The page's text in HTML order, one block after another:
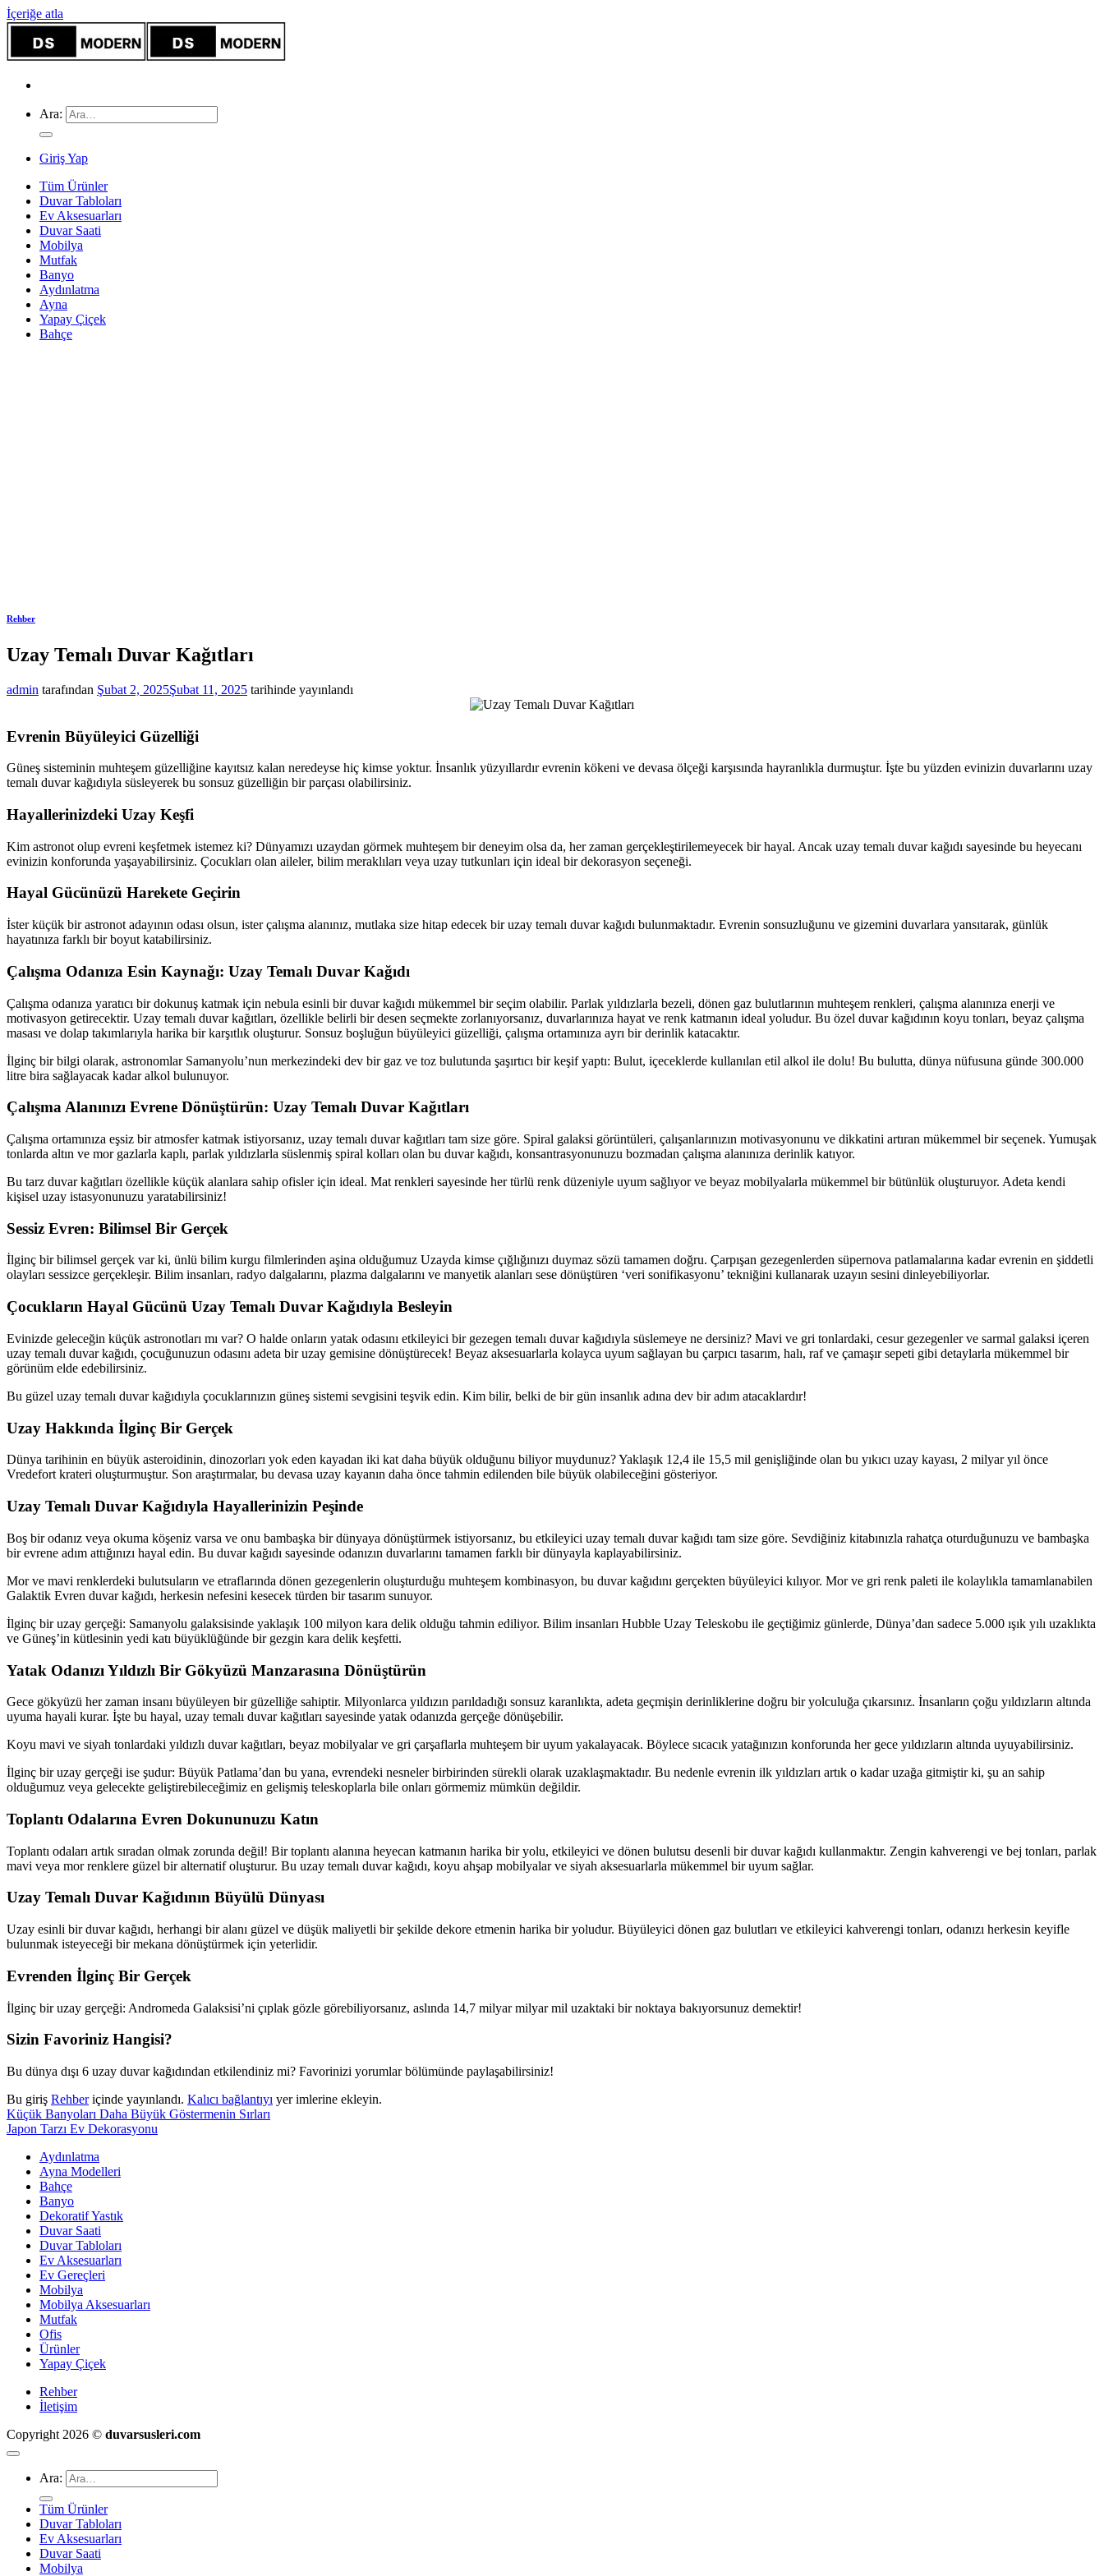
İçeriğe atla
Ara:
Giriş Yap
Tüm Ürünler
Duvar Tabloları
Ev Aksesuarları
Duvar Saati
Mobilya
Mutfak
Banyo
Aydınlatma
Ayna
Yapay Çiçek
Bahçe
Rehber
Uzay Temalı Duvar Kağıtları
admin tarafından Şubat 2, 2025Şubat 11, 2025 tarihinde yayınlandı
Evrenin Büyüleyici Güzelliği
Güneş sisteminin muhteşem güzelliğine kayıtsız kalan neredeyse hiç kimse yoktur. İnsanlık yüzyıllardır evrenin kökeni ve devasa ölçeği karşısında hayranlıkla durmuştur. İşte bu yüzden evinizin duvarlarını uzay
temalı duvar kağıdıyla süsleyerek bu sonsuz güzelliğin bir parçası olabilirsiniz.
Hayallerinizdeki Uzay Keşfi
Kim astronot olup evreni keşfetmek istemez ki? Dünyamızı uzaydan görmek muhteşem bir deneyim olsa da, her zaman gerçekleştirilemeyecek bir hayal. Ancak uzay temalı duvar kağıdı sayesinde bu heyecanı
evinizin konforunda yaşayabilirsiniz. Çocukları olan aileler, bilim meraklıları veya uzay tutkunları için ideal bir dekorasyon seçeneği.
Hayal Gücünüzü Harekete Geçirin
İster küçük bir astronot adayının odası olsun, ister çalışma alanınız, mutlaka size hitap edecek bir uzay temalı duvar kağıdı bulunmaktadır. Evrenin sonsuzluğunu ve gizemini duvarlara yansıtarak, günlük
hayatınıza farklı bir boyut katabilirsiniz.
Çalışma Odanıza Esin Kaynağı: Uzay Temalı Duvar Kağıdı
Çalışma odanıza yaratıcı bir dokunuş katmak için nebula esinli bir duvar kağıdı mükemmel bir seçim olabilir. Parlak yıldızlarla bezeli, dönen gaz bulutlarının muhteşem renkleri, çalışma alanınıza enerji ve
motivasyon getirecektir. Uzay temalı duvar kağıtları, özellikle belirli bir desen seçmekte zorlanıyorsanız, duvarlarınıza hayat ve renk katmanın ideal yoludur. Bu özel duvar kağıdının koyu tonları, beyaz çalışma
masası ve dolap takımlarıyla harika bir karşıtlık oluşturur. Sonsuz boşluğun büyüleyici güzelliği, çalışma ortamınıza ayrı bir derinlik katacaktır.
İlginç bir bilgi olarak, astronomlar Samanyolu’nun merkezindeki dev bir gaz ve toz bulutunda şaşırtıcı bir keşif yaptı: Bulut, içeceklerde kullanılan etil alkol ile dolu! Bu bulutta, dünya nüfusuna günde 300.000
litre bira sağlayacak kadar alkol bulunuyor.
Çalışma Alanınızı Evrene Dönüştürün: Uzay Temalı Duvar Kağıtları
Çalışma ortamınıza eşsiz bir atmosfer katmak istiyorsanız, uzay temalı duvar kağıtları tam size göre. Spiral galaksi görüntüleri, çalışanlarınızın motivasyonunu ve dikkatini artıran mükemmel bir seçenek. Yumuşak
tonlarda altın ve mor gazlarla kaplı, parlak yıldızlarla süslenmiş spiral kolları olan bu duvar kağıdı, konsantrasyonunuzu bozmadan çalışma alanınıza derinlik katıyor.
Bu tarz duvar kağıtları özellikle küçük alanlara sahip ofisler için ideal. Mat renkleri sayesinde her türlü renk düzeniyle uyum sağlıyor ve beyaz mobilyalarla mükemmel bir bütünlük oluşturuyor. Adeta kendi
kişisel uzay istasyonunuzu yaratabilirsiniz!
Sessiz Evren: Bilimsel Bir Gerçek
İlginç bir bilimsel gerçek var ki, ünlü bilim kurgu filmlerinden aşina olduğumuz Uzayda kimse çığlığınızı duymaz sözü tamamen doğru. Çarpışan gezegenlerden süpernova patlamalarına kadar evrenin en şiddetli
olayları sessizce gerçekleşir. Bilim insanları, radyo dalgalarını, plazma dalgalarını ve manyetik alanları sese dönüştüren ‘veri sonifikasyonu’ tekniğini kullanarak uzayın sesini dinleyebiliyorlar.
Çocukların Hayal Gücünü Uzay Temalı Duvar Kağıdıyla Besleyin
Evinizde geleceğin küçük astronotları mı var? O halde onların yatak odasını etkileyici bir gezegen temalı duvar kağıdıyla süslemeye ne dersiniz? Mavi ve gri tonlardaki, cesur gezegenler ve sarmal galaksi içeren
uzay temalı duvar kağıdı, çocuğunuzun odasını adeta bir uzay gemisine dönüştürecek! Beyaz aksesuarlarla kolayca uyum sağlayan bu çarpıcı tasarım, halı, raf ve çamaşır sepeti gibi detaylarla mükemmel bir
görünüm elde edebilirsiniz.
Bu güzel uzay temalı duvar kağıdıyla çocuklarınızın güneş sistemi sevgisini teşvik edin. Kim bilir, belki de bir gün insanlık adına dev bir adım atacaklardır!
Uzay Hakkında İlginç Bir Gerçek
Dünya tarihinin en büyük asteroidinin, dinozorları yok eden kayadan iki kat daha büyük olduğunu biliyor muydunuz? Yaklaşık 12,4 ile 15,5 mil genişliğinde olan bu yıkıcı uzay kayası, 2 milyar yıl önce
Vredefort krateri oluşturmuştur. Son araştırmalar, bu devasa uzay kayanın daha önce tahmin edilenden bile büyük olabileceğini gösteriyor.
Uzay Temalı Duvar Kağıdıyla Hayallerinizin Peşinde
Boş bir odanız veya okuma köşeniz varsa ve onu bambaşka bir dünyaya dönüştürmek istiyorsanız, bu etkileyici uzay temalı duvar kağıdı tam size göre. Sevdiğiniz kitabınızla rahatça oturduğunuzu ve bambaşka
bir evrene adım attığınızı hayal edin. Bu duvar kağıdı sayesinde odanızın duvarlarını tamamen farklı bir dünyayla kaplayabilirsiniz.
Mor ve mavi renklerdeki bulutsuların ve etraflarında dönen gezegenlerin oluşturduğu muhteşem kombinasyon, bu duvar kağıdını gerçekten büyüleyici kılıyor. Mor ve gri renk paleti ile kolaylıkla tamamlanabilen
Galaktik Evren duvar kağıdı, herkesin nefesini kesecek türden bir tasarım sunuyor.
İlginç bir uzay gerçeği: Samanyolu galaksisinde yaklaşık 100 milyon kara delik olduğu tahmin ediliyor. Bilim insanları Hubble Uzay Teleskobu ile geçtiğimiz günlerde, Dünya’dan sadece 5.000 ışık yılı uzaklıkta
ve Güneş’in kütlesinin yedi katı büyüklüğünde bir gezgin kara delik keşfetti.
Yatak Odanızı Yıldızlı Bir Gökyüzü Manzarasına Dönüştürün
Gece gökyüzü her zaman insanı büyüleyen bir güzelliğe sahiptir. Milyonlarca yıldızın parıldadığı sonsuz karanlıkta, adeta geçmişin derinliklerine doğru bir yolculuğa çıkarsınız. İnsanların çoğu yıldızların altında
uyuma hayali kurar. İşte bu hayal, uzay temalı duvar kağıtları sayesinde yatak odanızda gerçeğe dönüşebilir.
Koyu mavi ve siyah tonlardaki yıldızlı duvar kağıtları, beyaz mobilyalar ve gri çarşaflarla muhteşem bir uyum yakalayacak. Böylece sıcacık yatağınızın konforunda her gece yıldızların altında uyuyabilirsiniz.
İlginç bir uzay gerçeği ise şudur: Büyük Patlama’dan bu yana, evrendeki nesneler birbirinden sürekli olarak uzaklaşmaktadır. Bu nedenle evrenin ilk yıldızları artık o kadar uzağa gitmiştir ki, şu an sahip
olduğumuz veya gelecekte geliştirebileceğimiz en gelişmiş teleskoplarla bile onları görmemiz mümkün değildir.
Toplantı Odalarına Evren Dokununuzu Katın
Toplantı odaları artık sıradan olmak zorunda değil! Bir toplantı alanına heyecan katmanın harika bir yolu, etkileyici ve dönen bulutsu desenli bir duvar kağıdı kullanmaktır. Zengin kahverengi ve bej tonları, parlak
mavi veya mor renklere güzel bir alternatif oluşturur. Bu uzay temalı duvar kağıdı, koyu ahşap mobilyalar ve siyah aksesuarlarla mükemmel bir uyum sağlar.
Uzay Temalı Duvar Kağıdının Büyülü Dünyası
Uzay esinli bir duvar kağıdı, herhangi bir alanı güzel ve düşük maliyetli bir şekilde dekore etmenin harika bir yoludur. Büyüleyici dönen gaz bulutları ve etkileyici kahverengi tonları, odanızı herkesin keyifle
bulunmak isteyeceği bir mekana dönüştürmek için yeterlidir.
Evrenden İlginç Bir Gerçek
İlginç bir uzay gerçeği: Andromeda Galaksisi’ni çıplak gözle görebiliyorsanız, aslında 14,7 milyar milyar mil uzaktaki bir noktaya bakıyorsunuz demektir!
Sizin Favoriniz Hangisi?
Bu dünya dışı 6 uzay duvar kağıdından etkilendiniz mi? Favorinizi yorumlar bölümünde paylaşabilirsiniz!
Bu giriş Rehberiçinde yayınlandı. Kalıcı bağlantıyı yer imlerine ekleyin.
Küçük Banyoları Daha Büyük Göstermenin Sırları
Japon Tarzı Ev Dekorasyonu
Aydınlatma
Ayna Modelleri
Bahçe
Banyo
Dekoratif Yastık
Duvar Saati
Duvar Tabloları
Ev Aksesuarları
Ev Gereçleri
Mobilya
Mobilya Aksesuarları
Mutfak
Ofis
Ürünler
Yapay Çiçek
Rehber
İletişim
Copyright 2026 © duvarsusleri.com
Ara:
Tüm Ürünler
Duvar Tabloları
Ev Aksesuarları
Duvar Saati
Mobilya